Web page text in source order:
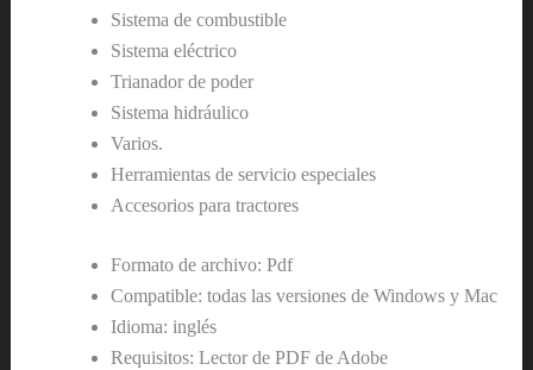
Sistema de combustible
Sistema eléctrico
Trianador de poder
Sistema hidráulico
Varios.
Herramientas de servicio especiales
Accesorios para tractores
Formato de archivo: Pdf
Compatible: todas las versiones de Windows y Mac
Idioma: inglés
Requisitos: Lector de PDF de Adobe